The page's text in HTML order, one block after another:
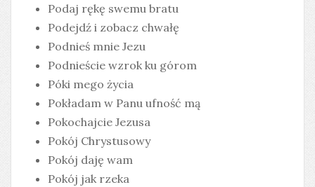
Podaj rękę swemu bratu
Podejdź i zobacz chwałę
Podnieś mnie Jezu
Podnieście wzrok ku górom
Póki mego życia
Pokładam w Panu ufność mą
Pokochajcie Jezusa
Pokój Chrystusowy
Pokój daję wam
Pokój jak rzeka